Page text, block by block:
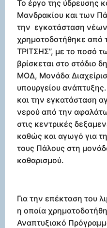
Το έργο της ύδρευσης
Μανδρακίου και των
την εγκατάσταση
χρηματοδοτήθηκε
ΤΡΙΤΣΗΣ”, με το ποσό
βρίσκεται στο στάδιο
ΜΟΔ, Μονάδα
υπουργείου
και την εγκατάσταση
νερού από την
στις κεντρικές
καθώς και αγωγό για
τους Πάλους στη
καθαρισμού.
Για την επέκταση του
η οποία
Αναπτυξιακό